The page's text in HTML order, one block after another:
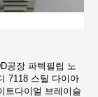
공장 파텍필립 노
7118 스틸 다이아
트다이얼 브레이슬